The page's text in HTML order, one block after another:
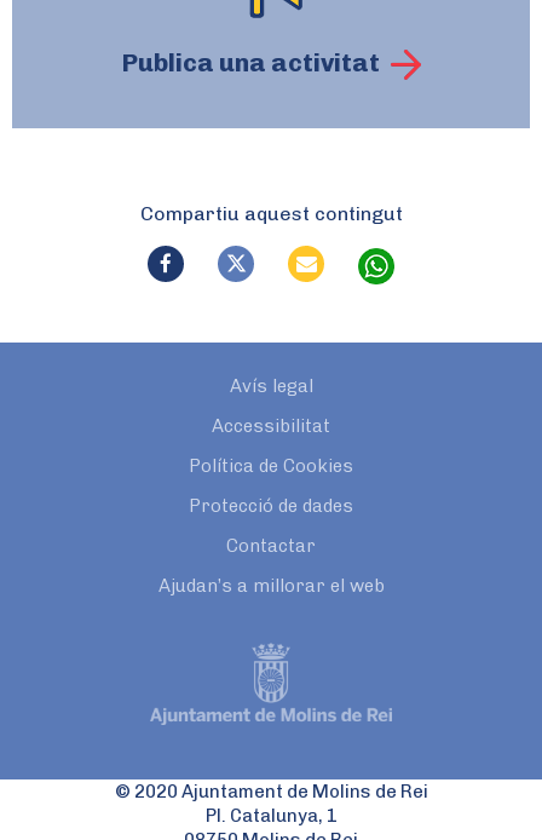
Publica una activitat
Compartiu aquest contingut
Avís legal
Accessibilitat
Política de Cookies
Protecció de dades
Contactar
Ajudan’s a millorar el web
© 2020 Ajuntament de Molins de Rei
Pl. Catalunya, 1